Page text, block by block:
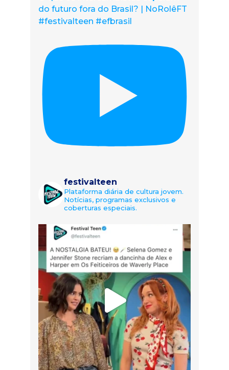
do futuro fora do Brasil? | NoRolêFT
#festivalteen #efbrasil
festivalteen
Plataforma diária de cultura jovem.
Notícias, programas exclusivos e
coberturas especiais.